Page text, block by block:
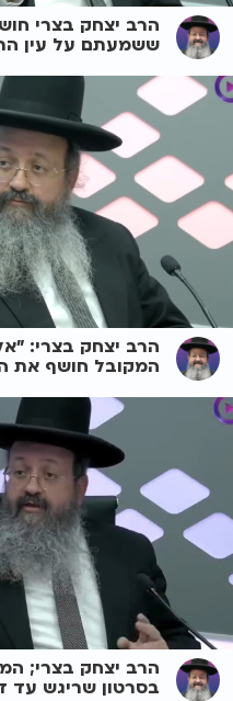
הרב יצחק בצרי
ששמעתם על עין
הרב יצחק בצרי:
המקובל חושף את
הרב יצחק בצרי;
בסרטון שריגש עד